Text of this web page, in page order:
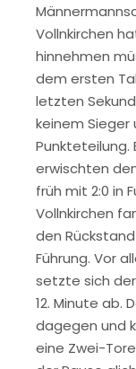
Vollnkirchen
hinnehmen
dem ersten
letzten
keinem
Punkteteilung.
erwischten
früh mit 2:0 in
Vollnkirchen
den
Führung. Vor
setzte sich
12. Minute ab.
dagegen und
eine Zwei-